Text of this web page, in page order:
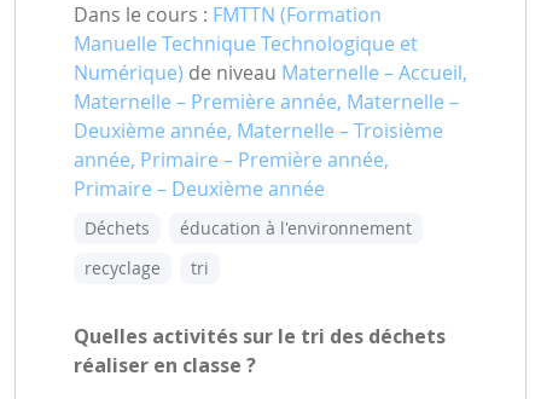
Dans le cours : FMTTN (Formation
Manuelle Technique Technologique et
Numérique) de niveau Maternelle – Accueil,
Maternelle – Première année, Maternelle –
Deuxième année, Maternelle – Troisième
année, Primaire – Première année,
Primaire – Deuxième année
Déchets
éducation à l'environnement
recyclage
tri
Quelles activités sur le tri des déchets
réaliser en classe ?